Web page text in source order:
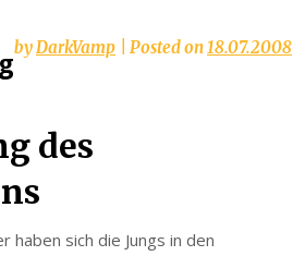
des
byDarkVamp Posted on18.07.2008
haben sich die Jungs in den